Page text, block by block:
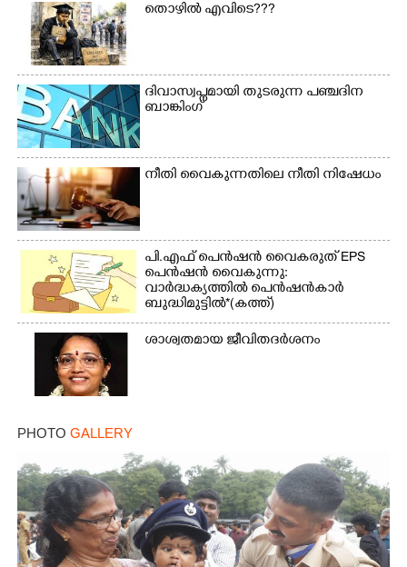
തൊഴിൽ എവിടെ???
ദിവാസ്വപ്നമായി തുടരുന്ന പഞ്ചദിന
ബാങ്കിംഗ്
നീതി വൈകുന്നതിലെ നീതി നിഷേധം
പി.എഫ് പെൻഷൻ വൈകരുത് EPS
പെൻഷൻ വൈകുന്നു:
വാർദ്ധക്യത്തിൽ പെൻഷൻകാർ
ബുദ്ധിമുട്ടിൽ*(കത്ത്)
ശാശ്വതമായ ജീവിതദർശനം
PHOTO GALLERY